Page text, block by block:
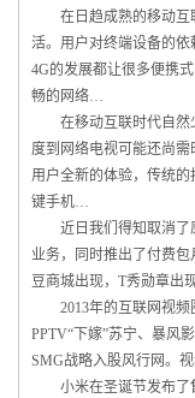
在日趋成熟的移动互
活。用户对终端设备的依
4G的发展都让很多便携
畅的网络…
在移动互联时代自然
度到网络电视可能还尚
用户全新的体验，传统
键手机…
近日我们得知取消了
业务，同时推出了付费
豆商城出现，T秀勋章出
2013年的互联网视频圈
PPTV“下嫁”苏宁、暴风
SMG战略入股风行网。
小米在圣诞节发布了